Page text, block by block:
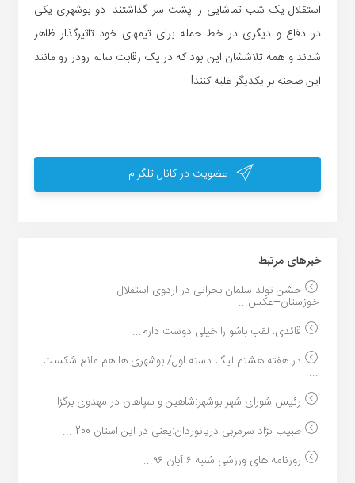
استقلال یک شب تماشایی را پشت سر گذاشتند .دو بوشهری یکی
در دفاع و دیگری در خط حمله برای تیمهای خود تاثیرگذار ظاهر
شدند و همه تلاششان این بود که در یک رقابت سالم رودر رو مانند
این صحنه بر یکدیگر غلبه کنند!
عضویت در کانال تلگرام
خبر‌های مرتبط
جشن تولد سلمان بحرانی در اردوی استقلال
خوزستان+عکس...
قائدی: لقب باشو را خیلی دوست دارم...
در هفته هشتم لیگ دسته اول/ بوشهری ها هم مانع شکست
...
رئیس شورای شهر بوشهر:شاهین و سپاهان در مهدوی برگزا...
طبیب نژاد سرمربی دریانوردان:یعنی در این استان 200 ...
روزنامه های ورزشی شنبه ۶ آبان ۹۶...